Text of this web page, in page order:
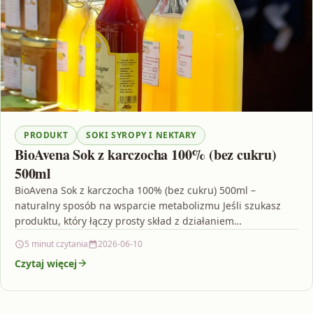
PRODUKT SOKI SYROPY I NEKTARY
BioAvena Sok z karczocha 100% (bez cukru)
500ml
BioAvena Sok z karczocha 100% (bez cukru) 500ml –
naturalny sposób na wsparcie metabolizmu Jeśli szukasz
produktu, który łączy prosty skład z działaniem
5 minut czytania 2026-06-10
Czytaj więcej